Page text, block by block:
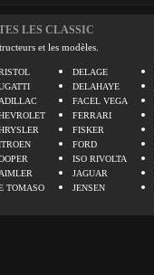
LES CLASSIC
et les modèles.
TOMASO
DELAGE
DELAHAYE
FACEL VEGA
FERRARI
FISKER
FORD
ISO RIVOLTA
JAGUAR
JENSEN